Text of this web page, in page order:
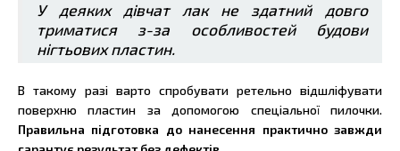
У деяких дівчат лак не здатний довго
триматися з-за особливостей будови
нігтьових пластин.
В такому разі варто спробувати ретельно відшліфувати
поверхню пластин за допомогою спеціальної пилочки.
Правильна підготовка до нанесення практично завжди